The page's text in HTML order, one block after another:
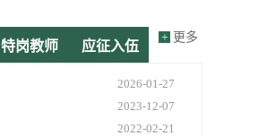
2026-06-10
2026-06-09
2026-06-04
2026-06-04
2026-06-03
特岗教师 应征入伍
+ 更多
2026-01-27
2023-12-07
2022-02-21